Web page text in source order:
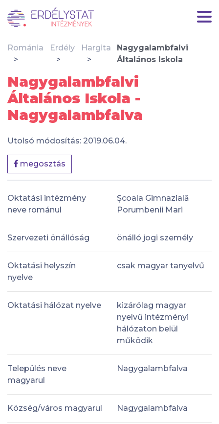
Románia Erdély Hargita
Nagygalambfalvi
Általános Iskola
Nagygalambfalvi
Általános Iskola -
Nagygalambfalva
Utolsó módosítás: 2019.06.04.
megosztás
Oktatási intézmény
neve románul
Școala Gimnazială
Porumbenii Mari
Szervezeti önállóság önálló jogi személy
Oktatási helyszín
nyelve
csak magyar tanyelvű
Oktatási hálózat nyelve
kizárólag magyar
nyelvű intézményi
hálózaton belül
működik
Település neve
magyarul
Nagygalambfalva
Község/város magyarul Nagygalambfalva